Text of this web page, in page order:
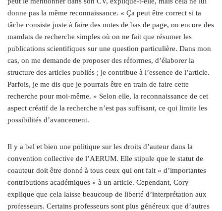
donne pas la même reconnaissance. « Ça peut être correct si ta
tâche consiste juste à faire des notes de bas de page, ou encore des
mandats de recherche simples où on ne fait que résumer les
publications scientifiques sur une question particulière. Dans mon
cas, on me demande de proposer des réformes, d’élaborer la
structure des articles publiés ; je contribue à l’essence de l’article.
Parfois, je me dis que je pourrais être en train de faire cette
recherche pour moi-même. » Selon elle, la reconnaissance de cet
aspect créatif de la recherche n’est pas suffisant, ce qui limite les
possibilités d’avancement.
Il y a bel et bien une politique sur les droits d’auteur dans la
convention collective de l’AERUM. Elle stipule que le statut de
coauteur doit être donné à tous ceux qui ont fait « d’importantes
contributions académiques » à un article. Cependant, Cory
explique que cela laisse beaucoup de liberté d’interprétation aux
professeurs. Certains professeurs sont plus généreux que d’autres